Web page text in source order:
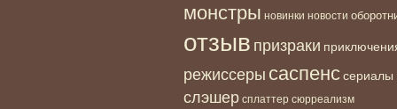
монстры новинки новости
отзыв призраки
режиссеры саспенссериалы
слэшер сплаттер сюрреализм